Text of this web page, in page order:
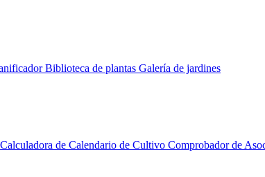
Biblioteca de plantas Galería de jardines
Calculadora de Calendario de Cultivo Comprobador de